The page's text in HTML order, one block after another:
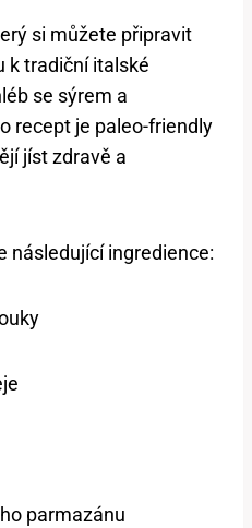
si můžete připravit
k tradiční italské
se sýrem a
recept je paleo-friendly
jíst zdravě a
následující ingredience:
parmazánu